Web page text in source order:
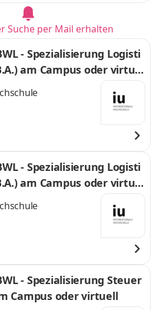
Suche per Mail erhalten
- Spezialisierung Logisti
am Campus oder virtuel
- Spezialisierung Logisti
am Campus oder virtuel
- Spezialisierung Steuer
Campus oder virtuell